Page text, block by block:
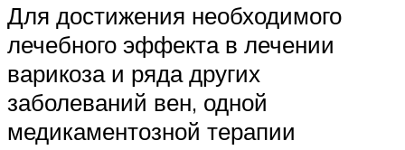
Для достижения необходимого
лечебного эффекта в лечении
варикоза и ряда других
заболеваний вен, одной
медикаментозной терапии